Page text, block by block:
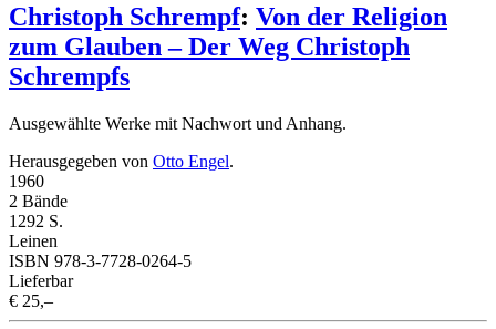
Christoph Schrempf: Von der Religion
zum Glauben – Der Weg Christoph
Schrempfs
Ausgewählte Werke mit Nachwort und Anhang.
Herausgegeben von Otto Engel.
1960
2 Bände
1292 S.
Leinen
ISBN 978-3-7728-0264-5
Lieferbar
€ 25,–